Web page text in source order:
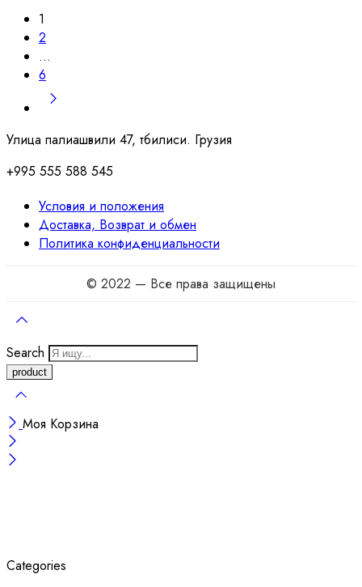
1
2
…
6
Улица палиашвили 47, тбилиси. Грузия
+995 555 588 545
Условия и положения
Доставка, Возврат и обмен
Политика конфиденциальности
© 2022 — Все права защищены
Search
Моя Корзина
Categories